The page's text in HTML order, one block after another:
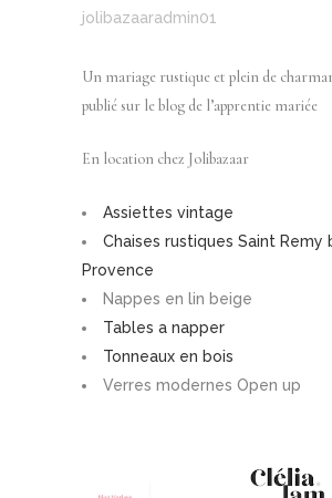
jolibazaaradmin01
Un mariage rustique et plein de
publié sur le blog de l’apprentie mariée
En location chez Jolibazaar
Assiettes vintage
Chaises rustiques Saint Remy
Provence
Nappes en lin beige
Tables a napper
Tonneaux en bois
Verres modernes Open up